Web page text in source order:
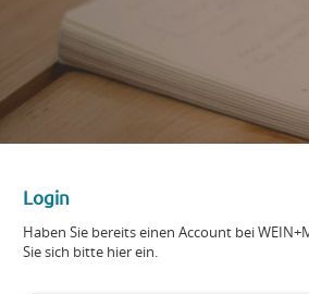
Login
Haben Sie bereits einen Account bei
Sie sich bitte hier ein.